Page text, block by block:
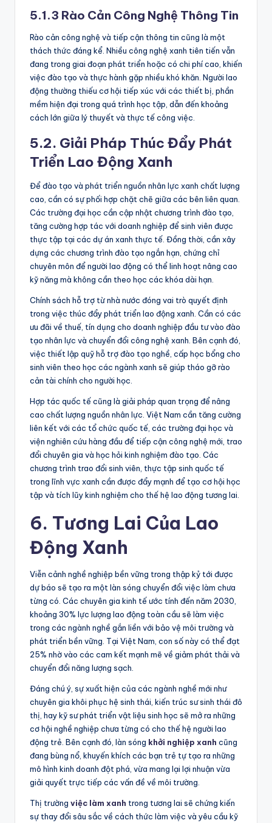
5.1.3 Rào Cản Công Nghệ Thông Tin
Rào cản công nghệ và tiếp cận thông tin cũng là một
thách thức đáng kể. Nhiều công nghệ xanh tiên tiến vẫn
đang trong giai đoạn phát triển hoặc có chi phí cao, khiến
việc đào tạo và thực hành gặp nhiều khó khăn. Người lao
động thường thiếu cơ hội tiếp xúc với các thiết bị, phần
mềm hiện đại trong quá trình học tập, dẫn đến khoảng
cách lớn giữa lý thuyết và thực tế công việc.
5.2. Giải Pháp Thúc Đẩy Phát
Triển Lao Động Xanh
Để đào tạo và phát triển nguồn nhân lực xanh chất lượng
cao, cần có sự phối hợp chặt chẽ giữa các bên liên quan.
Các trường đại học cần cập nhật chương trình đào tạo,
tăng cường hợp tác với doanh nghiệp để sinh viên được
thực tập tại các dự án xanh thực tế. Đồng thời, cần xây
dựng các chương trình đào tạo ngắn hạn, chứng chỉ
chuyên môn để người lao động có thể linh hoạt nâng cao
kỹ năng mà không cần theo học các khóa dài hạn.
Chính sách hỗ trợ từ nhà nước đóng vai trò quyết định
trong việc thúc đẩy phát triển lao động xanh. Cần có các
ưu đãi về thuế, tín dụng cho doanh nghiệp đầu tư vào đào
tạo nhân lực và chuyển đổi công nghệ xanh. Bên cạnh đó,
việc thiết lập quỹ hỗ trợ đào tạo nghề, cấp học bổng cho
sinh viên theo học các ngành xanh sẽ giúp tháo gỡ rào
cản tài chính cho người học.
Hợp tác quốc tế cũng là giải pháp quan trọng để nâng
cao chất lượng nguồn nhân lực. Việt Nam cần tăng cường
liên kết với các tổ chức quốc tế, các trường đại học và
viện nghiên cứu hàng đầu để tiếp cận công nghệ mới, trao
đổi chuyên gia và học hỏi kinh nghiệm đào tạo. Các
chương trình trao đổi sinh viên, thực tập sinh quốc tế
trong lĩnh vực xanh cần được đẩy mạnh để tạo cơ hội học
tập và tích lũy kinh nghiệm cho thế hệ lao động tương lai.
6. Tương Lai Của Lao
Động Xanh
Viễn cảnh nghề nghiệp bền vững trong thập kỷ tới được
dự báo sẽ tạo ra một làn sóng chuyển đổi việc làm chưa
từng có. Các chuyên gia kinh tế ước tính đến năm 2030,
khoảng 30% lực lượng lao động toàn cầu sẽ làm việc
trong các ngành nghề gắn liền với bảo vệ môi trường và
phát triển bền vững. Tại Việt Nam, con số này có thể đạt
25% nhờ vào các cam kết mạnh mẽ về giảm phát thải và
chuyển đổi năng lượng sạch.
Đáng chú ý, sự xuất hiện của các ngành nghề mới như
chuyên gia khôi phục hệ sinh thái, kiến trúc sư sinh thái đô
thị, hay kỹ sư phát triển vật liệu sinh học sẽ mở ra những
cơ hội nghề nghiệp chưa từng có cho thế hệ người lao
động trẻ. Bên cạnh đó, làn sóng khởi nghiệp xanh cũng
đang bùng nổ, khuyến khích các bạn trẻ tự tạo ra những
mô hình kinh doanh đột phá, vừa mang lại lợi nhuận vừa
giải quyết trực tiếp các vấn đề về môi trường.
Thị trường việc làm xanh trong tương lai sẽ chứng kiến
sự thay đổi sâu sắc về cách thức làm việc và yêu cầu kỹ